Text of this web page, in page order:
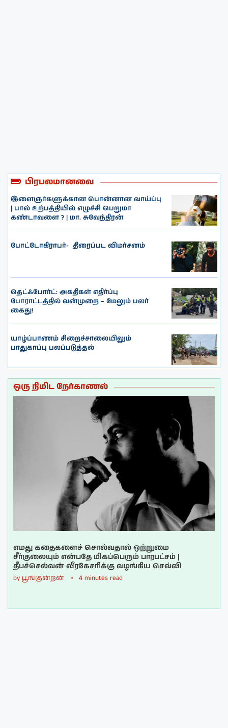
பிரபலமானவை
இளைஞர்களுக்கான பொன்னான வாய்ப்பு
| பால் உற்பத்தியில் எழுச்சி பெறுமா
கண்டாவளை ? | மா. சுவேந்திரன்
போட்டோகிராபர்- ‌ திரைப்பட விமர்சனம்
தெட்ஃபோர்ட்: அகதிகள் எதிர்ப்பு
போராட்டத்தில் வன்முறை – மேலும் பலர்
கைது!
யாழ்ப்பாணம் சிறைச்சாலையிலும்
பாதுகாப்பு பலப்படுத்தல்
ஒரு நிமிட நேர்காணல்
எமது கதைகளைச் சொல்வதால் ஒற்றுமை
சீர்குலையும் என்பதே மிகப்பெரும் பாரபட்சம் |
தீபச்செல்வன் வீரகேசரிக்கு வழங்கிய செவ்வி
by பூங்குன்றன் 4 minutes read